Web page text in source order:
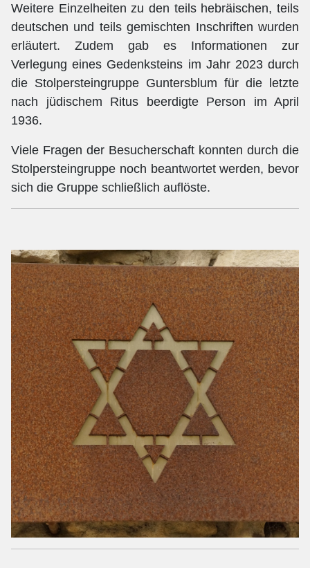
Weitere Einzelheiten zu den teils hebräischen, teils
deutschen und teils gemischten Inschriften wurden
erläutert. Zudem gab es Informationen zur
Verlegung eines Gedenksteins im Jahr 2023 durch
die Stolpersteingruppe Guntersblum für die letzte
nach jüdischem Ritus beerdigte Person im April
1936.
Viele Fragen der Besucherschaft konnten durch die
Stolpersteingruppe noch beantwortet werden, bevor
sich die Gruppe schließlich auflöste.